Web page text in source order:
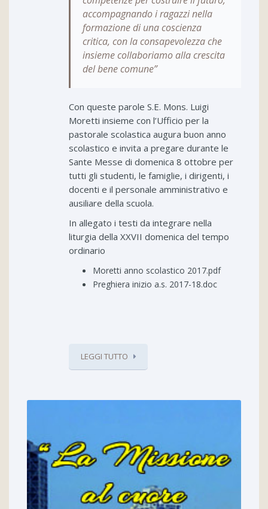
accompagnando i ragazzi nella
formazione di una coscienza
critica, con la consapevolezza che
insieme collaboriamo alla crescita
del bene comune”
Con queste parole S.E. Mons. Luigi
Moretti insieme con l’Ufficio per la
pastorale scolastica augura buon anno
scolastico e invita a pregare durante le
Sante Messe di domenica 8 ottobre per
tutti gli studenti, le famiglie, i dirigenti, i
docenti e il personale amministrativo e
ausiliare della scuola.
In allegato i testi da integrare nella
liturgia della XXVII domenica del tempo
ordinario
Moretti anno scolastico 2017.pdf
Preghiera inizio a.s. 2017-18.doc
LEGGI TUTTO